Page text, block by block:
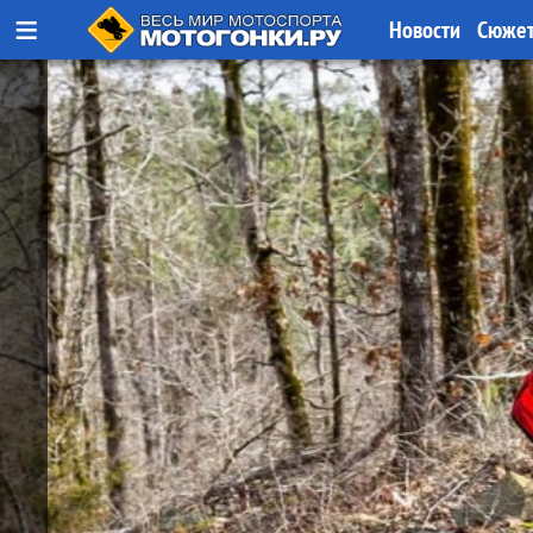
≡ Новости